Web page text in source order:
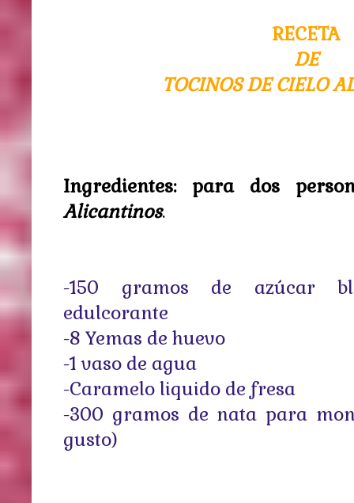
RECETA
DE
TOCINOS DE CIELO
Ingredientes: para dos
Alicantinos.
-150 gramos de azúcar
edulcorante
-8 Yemas de huevo
-1 vaso de agua
-Caramelo liquido de fresa
-300 gramos de nata para
gusto)